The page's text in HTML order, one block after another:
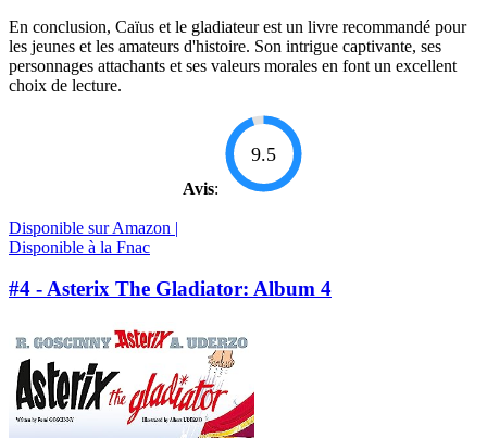
En conclusion, Caïus et le gladiateur est un livre recommandé pour
les jeunes et les amateurs d'histoire. Son intrigue captivante, ses
personnages attachants et ses valeurs morales en font un excellent
choix de lecture.
Avis:
9.5
Disponible sur Amazon |
Disponible à la Fnac
#4 - Asterix The Gladiator: Album 4